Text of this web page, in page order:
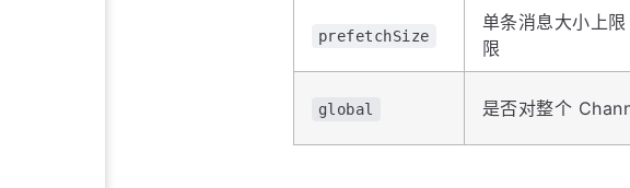
prefetchSize
单条消息大小上
限
global 是否对整个